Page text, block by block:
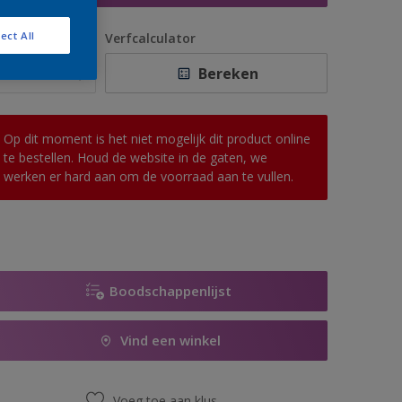
Verfcalculator
Bereken
Op dit moment is het niet mogelijk dit product online
te bestellen. Houd de website in de gaten, we
werken er hard aan om de voorraad aan te vullen.
Boodschappenlijst
Vind een winkel
All